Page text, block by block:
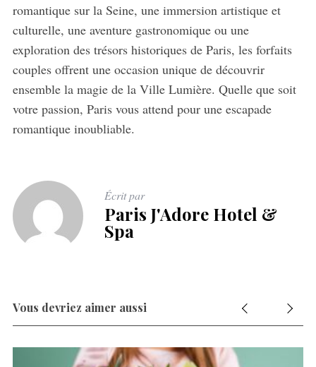
romantique sur la Seine, une immersion artistique et
culturelle, une aventure gastronomique ou une
exploration des trésors historiques de Paris, les forfaits
couples offrent une occasion unique de découvrir
ensemble la magie de la Ville Lumière. Quelle que soit
votre passion, Paris vous attend pour une escapade
romantique inoubliable.
Écrit par
Paris J'Adore Hotel &
Spa
Vous devriez aimer aussi